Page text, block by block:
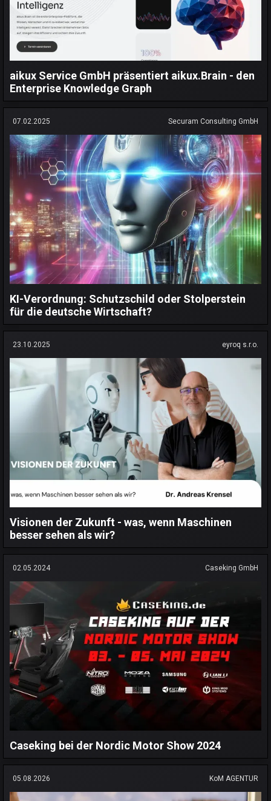
aikux Service GmbH präsentiert aikux.Brain - den
Enterprise Knowledge Graph
07.02.2025 Securam Consulting GmbH
KI-Verordnung: Schutzschild oder Stolperstein
für die deutsche Wirtschaft?
23.10.2025 eyroq s.r.o.
Visionen der Zukunft - was, wenn Maschinen
besser sehen als wir?
02.05.2024 Caseking GmbH
Caseking bei der Nordic Motor Show 2024
05.08.2026 KoM AGENTUR